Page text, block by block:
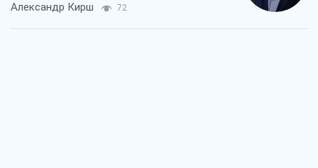
Александр Кирш 72